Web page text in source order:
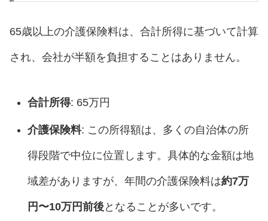
65歳以上の介護保険料は、合計所得に基づいて計算
され、会社が半額を負担することはありません。
合計所得: 65万円
介護保険料: この所得額は、多くの自治体の所
得段階で中位に位置します。具体的な金額は地
域差がありますが、年間の介護保険料は約7万
円〜10万円前後となることが多いです。